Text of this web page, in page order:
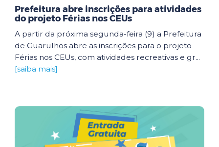
Prefeitura abre inscrições para atividades
do projeto Férias nos CEUs
A partir da próxima segunda-feira (9) a Prefeitura
de Guarulhos abre as inscrições para o projeto
Férias nos CEUs, com atividades recreativas e gr...
[saiba mais]